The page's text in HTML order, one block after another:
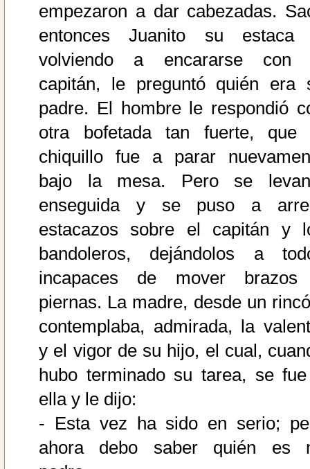
empezaron a dar cabezadas.
entonces Juanito su estaca
volviendo a encararse con
capitán, le preguntó quién era
padre. El hombre le respondió
otra bofetada tan fuerte, que
chiquillo fue a parar
bajo la mesa. Pero se
enseguida y se puso a
estacazos sobre el capitán y
bandoleros, dejándolos a
incapaces de mover
piernas. La madre, desde un
contemplaba, admirada, la
y el vigor de su hijo, el cual,
hubo terminado su tarea, se
ella y le dijo:
- Esta vez ha sido en serio;
ahora debo saber quién es